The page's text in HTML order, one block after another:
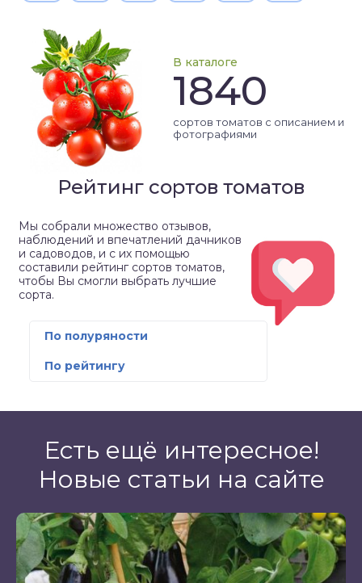
В каталоге
1840
сортов томатов с описанием и
фотографиями
Рейтинг сортов томатов
Мы собрали множество отзывов,
наблюдений и впечатлений дачников
и садоводов, и с их помощью
составили рейтинг сортов томатов,
чтобы Вы смогли выбрать лучшие
сорта.
По полуряности
По рейтингу
Есть ещё интересное!
Новые статьи на сайте